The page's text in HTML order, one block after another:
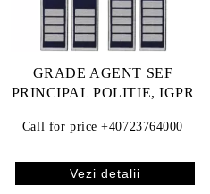
GRADE AGENT SEF
PRINCIPAL POLITIE, IGPR
Call for price +40723764000
Vezi detalii